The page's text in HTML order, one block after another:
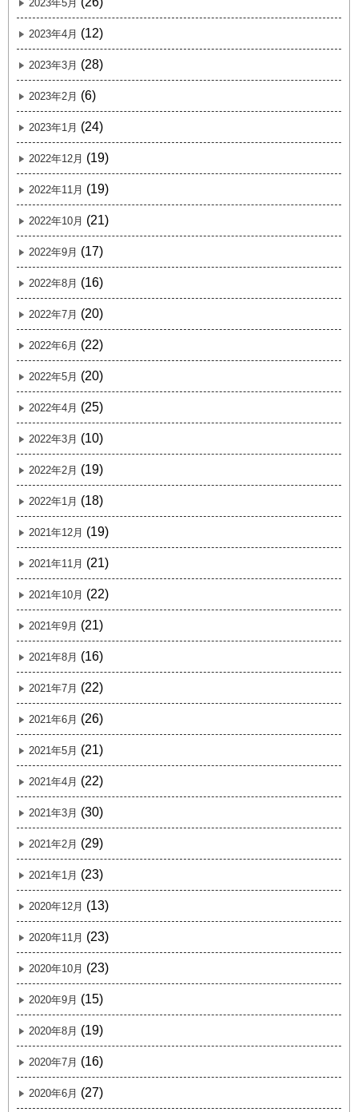
2023年5月
2023年4月 (12)
2023年3月 (28)
2023年2月 (6)
2023年1月 (24)
2022年12月 (19)
2022年11月 (19)
2022年10月 (21)
2022年9月 (17)
2022年8月 (16)
2022年7月 (20)
2022年6月 (22)
2022年5月 (20)
2022年4月 (25)
2022年3月 (10)
2022年2月 (19)
2022年1月 (18)
2021年12月 (19)
2021年11月 (21)
2021年10月 (22)
2021年9月 (21)
2021年8月 (16)
2021年7月 (22)
2021年6月 (26)
2021年5月 (21)
2021年4月 (22)
2021年3月 (30)
2021年2月 (29)
2021年1月 (23)
2020年12月 (13)
2020年11月 (23)
2020年10月 (23)
2020年9月 (15)
2020年8月 (19)
2020年7月 (16)
2020年6月 (27)